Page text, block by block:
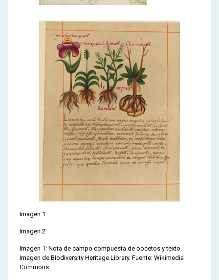
Imagen 1
Imagen 2
Imagen 1: Nota de campo compuesta de bocetos y texto.
Imagen de Biodiversity Heritage Library. Fuente: Wikimedia
Commons.